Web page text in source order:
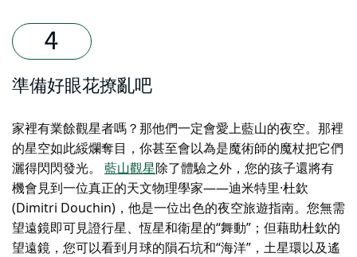
準備好眼花撩亂吧
家裡有業餘觀星者嗎？那他們一定會愛上藍山的夜空。那裡
的星空如此綏爛奪目，你甚至會以為是魔術師的魔杖把它們
灑得閃閃發光。
藍山觀星除了體驗之外，您的孩子還將有
機會見到一位真正的天文物理學家——迪米特里·杜欽
(Dimitri Douchin)，他是一位出色的夜空旅遊指南。您無需
望遠鏡即可見證行星、恆星和衛星的“舞動”；但藉助杜欽的
望遠鏡，您可以看到月球的隕石坑和“海洋”，土星環以及遙